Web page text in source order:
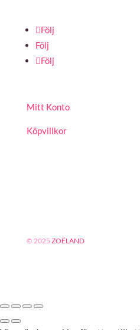
Följ
Följ
Följ
Mitt Konto
Köpvillkor
© 2025 ZOËLAND